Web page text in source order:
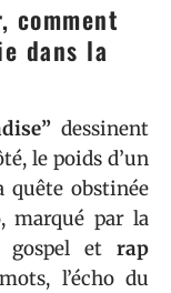
comment
dans la
dessinent
le poids d’un
quête obstinée
marqué par la
et rap
l’écho du